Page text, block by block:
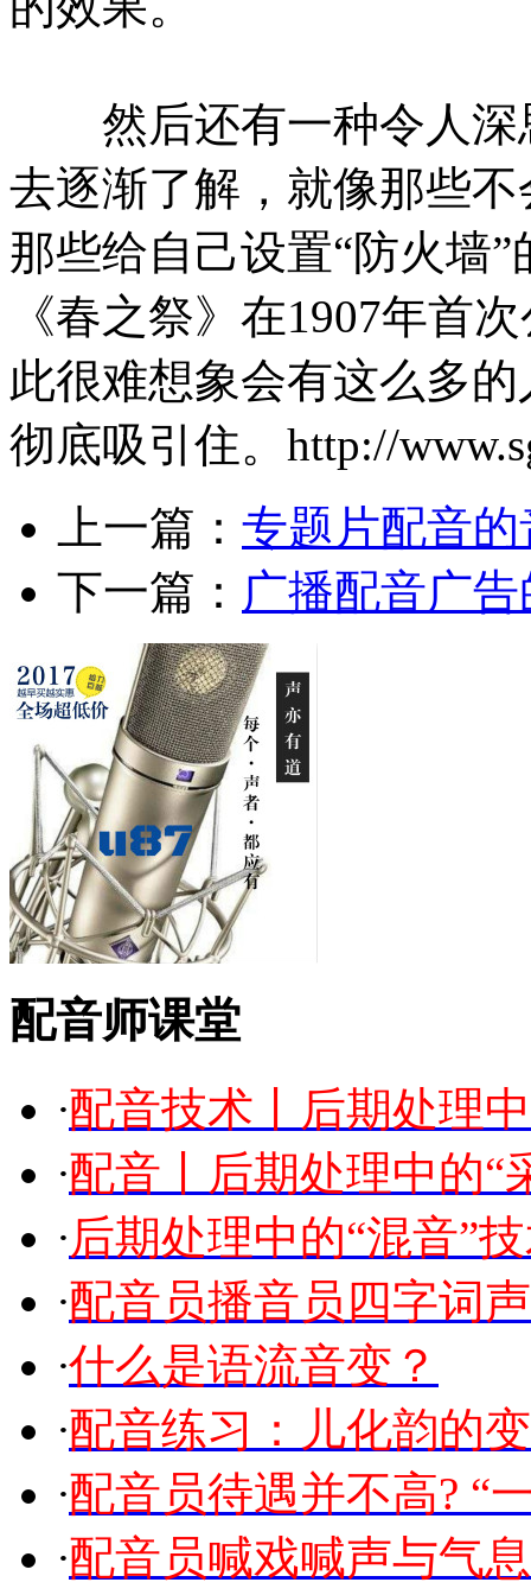
然后还有一种令人深
去逐渐了解，就像那些
那些给自己设置“防火墙
《春之祭》在1907年首
此很难想象会有这么多
彻底吸引住。http://
上一篇： 专题片配音
下一篇： 广播配音广
配音师课堂
·配音技术丨后期处理
·配音丨后期处理中的“
·后期处理中的“混音”
·配音员播音员四字词
·什么是语流音变？
·配音练习：儿化韵的
·配音员待遇并不高? “
·配音员喊戏喊声与气